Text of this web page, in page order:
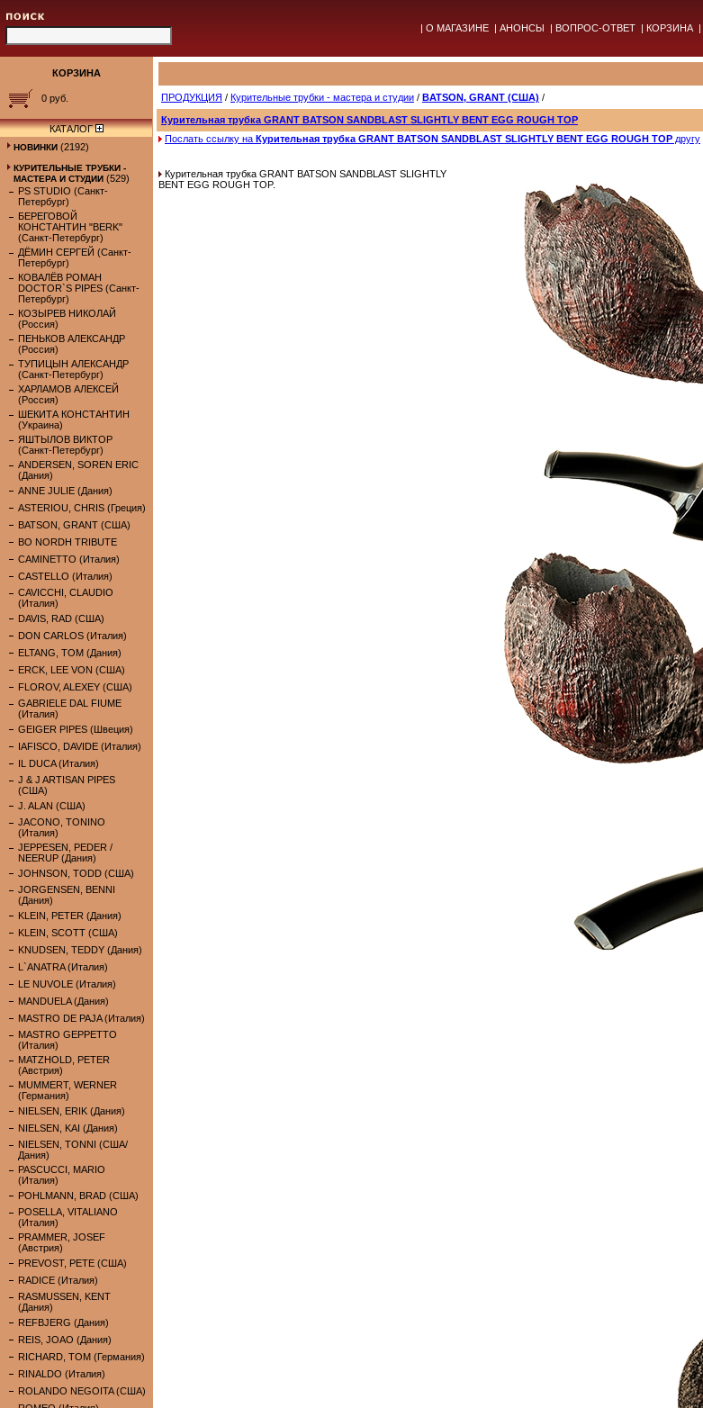
| О МАГАЗИНЕ | АНОНСЫ | ВОПРОС-ОТВЕТ | КОРЗИНА |
КОРЗИНА
0 руб.
КАТАЛОГ
НОВИНКИ (2192)
КУРИТЕЛЬНЫЕ ТРУБКИ -
МАСТЕРА И СТУДИИ (529)
PS STUDIO (Санкт-
Петербург)
БЕРЕГОВОЙ
КОНСТАНТИН "BERK"
(Санкт-Петербург)
ДЁМИН СЕРГЕЙ (Санкт-
Петербург)
КОВАЛЁВ РОМАН
DOCTOR`S PIPES (Санкт-
Петербург)
КОЗЫРЕВ НИКОЛАЙ
(Россия)
ПЕНЬКОВ АЛЕКСАНДР
(Россия)
ТУПИЦЫН АЛЕКСАНДР
(Санкт-Петербург)
ХАРЛАМОВ АЛЕКСЕЙ
(Россия)
ШЕКИТА КОНСТАНТИН
(Украина)
ЯШТЫЛОВ ВИКТОР
(Санкт-Петербург)
ANDERSEN, SOREN ERIC
(Дания)
ANNE JULIE (Дания)
ASTERIOU, CHRIS (Греция)
BATSON, GRANT (США)
BO NORDH TRIBUTE
CAMINETTO (Италия)
CASTELLO (Италия)
CAVICCHI, CLAUDIO
(Италия)
DAVIS, RAD (США)
DON CARLOS (Италия)
ELTANG, TOM (Дания)
ERCK, LEE VON (США)
FLOROV, ALEXEY (США)
GABRIELE DAL FIUME
(Италия)
GEIGER PIPES (Швеция)
IAFISCO, DAVIDE (Италия)
IL DUCA (Италия)
J & J ARTISAN PIPES
(США)
J. ALAN (США)
JACONO, TONINO
(Италия)
JEPPESEN, PEDER /
NEERUP (Дания)
JOHNSON, TODD (США)
JORGENSEN, BENNI
(Дания)
KLEIN, PETER (Дания)
KLEIN, SCOTT (США)
KNUDSEN, TEDDY (Дания)
L`ANATRA (Италия)
LE NUVOLE (Италия)
MANDUELA (Дания)
MASTRO DE PAJA (Италия)
MASTRO GEPPETTO
(Италия)
MATZHOLD, PETER
(Австрия)
MUMMERT, WERNER
(Германия)
NIELSEN, ERIK (Дания)
NIELSEN, KAI (Дания)
NIELSEN, TONNI (США/
Дания)
PASCUCCI, MARIO
(Италия)
POHLMANN, BRAD (США)
POSELLA, VITALIANO
(Италия)
PRAMMER, JOSEF
(Австрия)
PREVOST, PETE (США)
RADICE (Италия)
RASMUSSEN, KENT
(Дания)
REFBJERG (Дания)
REIS, JOAO (Дания)
RICHARD, TOM (Германия)
RINALDO (Италия)
ROLANDO NEGOITA (США)
ПРОДУКЦИЯ / Курительные трубки - мастера и студии / BATSON, GRANT (США) /
Курительная трубка GRANT BATSON SANDBLAST SLIGHTLY BENT EGG ROUGH TOP
Послать ссылку на Курительная трубка GRANT BATSON SANDBLAST SLIGHTLY BENT EGG ROUGH TOP другу
Курительная трубка GRANT BATSON SANDBLAST SLIGHTLY
BENT EGG ROUGH TOP.